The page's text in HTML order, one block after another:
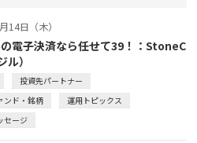
14日（木）
電子決済なら任せて39！：StoneC
ル）
投資先パートナー
ンド・銘柄
運用トピックス
セージ